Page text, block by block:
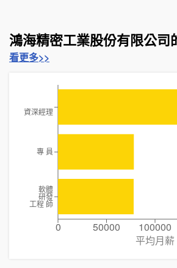
鴻海精密工業股份有限公司
看更多>>
0 50000 100000
平均月薪
資深經理
專 員
軟體
研發
工程 師